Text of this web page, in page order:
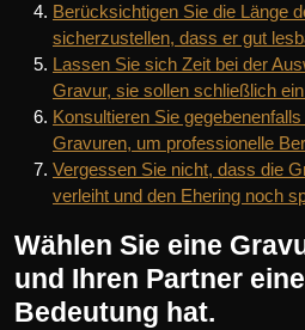
Berücksichtigen Sie die Länge
sicherzustellen, dass er gut
Lassen Sie sich Zeit bei der
Gravur, sie sollen schließlich
Konsultieren Sie
Gravuren, um professionelle
Vergessen Sie nicht, dass die
verleiht und den Ehering noch
Wählen Sie eine
und Ihren Partner
Bedeutung hat.